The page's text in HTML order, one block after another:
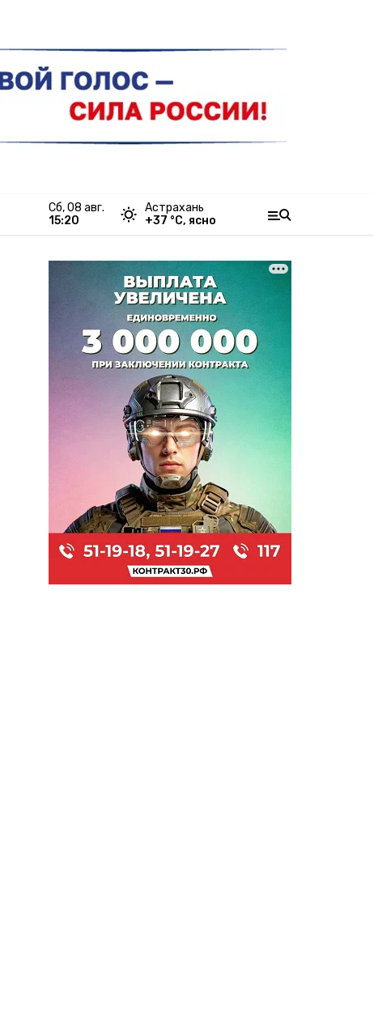
сб, 08 авг.
15:20
Астрахань
+37 °С, ясно